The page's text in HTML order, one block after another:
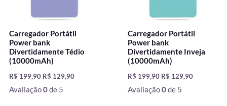
Carregador Portátil
Power bank
Divertidamente Tédio
(10000mAh)
R$199,90 R$ 129,90
Avaliação0de 5
Carregador Portátil
Power bank
Divertidamente Inveja
(10000mAh)
R$199,90 R$ 129,90
Avaliação0de 5